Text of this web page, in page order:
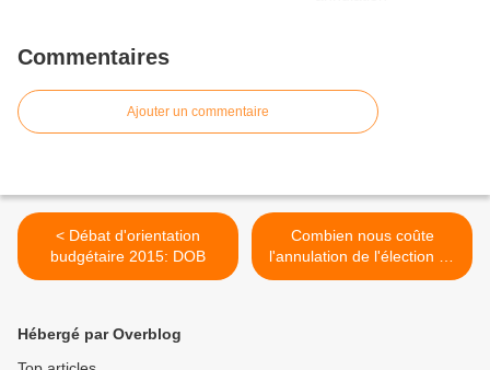
Commentaires
Ajouter un commentaire
< Débat d'orientation
budgétaire 2015: DOB
Combien nous coûte
l'annulation de l'élection du
président de la CCPRO? >
Hébergé par Overblog